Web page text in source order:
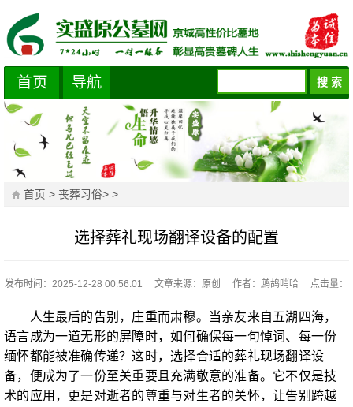
首页 导航
首页 >丧葬习俗> >
选择葬礼现场翻译设备的配置
发布时间：2025-12-28 00:56:01 文章来源：原创 作者：鹧鸪哨哈 点击量：
人生最后的告别，庄重而肃穆。当亲友来自五湖四海，
语言成为一道无形的屏障时，如何确保每一句悼词、每一份
缅怀都能被准确传递？这时，选择合适的葬礼现场翻译设
备，便成为了一份至关重要且充满敬意的准备。它不仅是技
术的应用，更是对逝者的尊重与对生者的关怀，让告别跨越